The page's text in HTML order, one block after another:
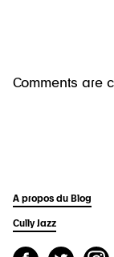
Comments are
A propos du Blog
Cully Jazz